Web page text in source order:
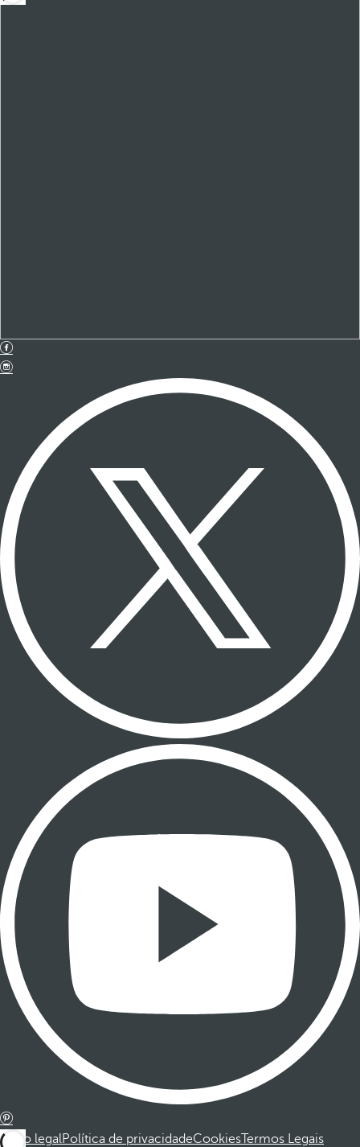
Aviso legalPolítica de privacidadeCookiesTermos Legais